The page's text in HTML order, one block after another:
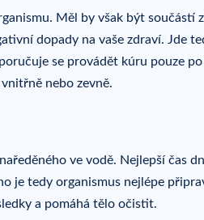
Měl by však být součástí
dopady na vaše zdraví. Jde
se provádět kúru pouze
nebo zevně.
ve vodě. Nejlepší čas
je tedy organismus nejlépe
a pomáhá tělo očistit.